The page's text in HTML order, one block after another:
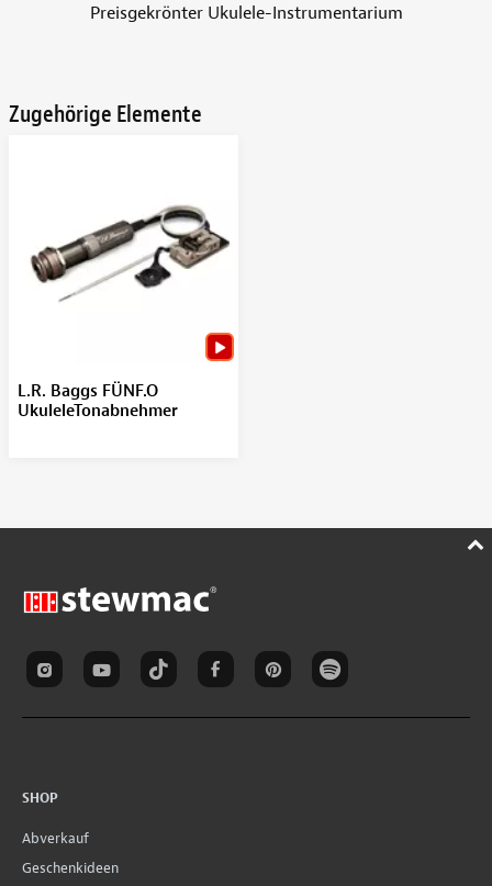
Preisgekrönter Ukulele-Instrumentarium
Zugehörige Elemente
L.R. Baggs FÜNF.O
UkuleleTonabnehmer
SHOP
Abverkauf
Geschenkideen